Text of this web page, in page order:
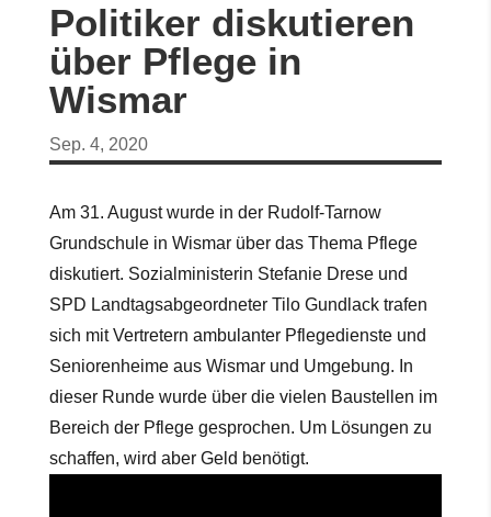
Politiker diskutieren
über Pflege in
Wismar
Sep. 4, 2020
Am 31. August wurde in der Rudolf-Tarnow
Grundschule in Wismar über das Thema Pflege
diskutiert. Sozialministerin Stefanie Drese und
SPD Landtagsabgeordneter Tilo Gundlack trafen
sich mit Vertretern ambulanter Pflegedienste und
Seniorenheime aus Wismar und Umgebung. In
dieser Runde wurde über die vielen Baustellen im
Bereich der Pflege gesprochen. Um Lösungen zu
schaffen, wird aber Geld benötigt.